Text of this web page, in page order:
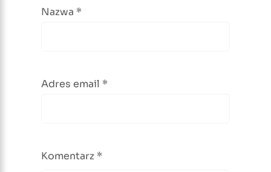
Nazwa *
Adres email *
Komentarz *